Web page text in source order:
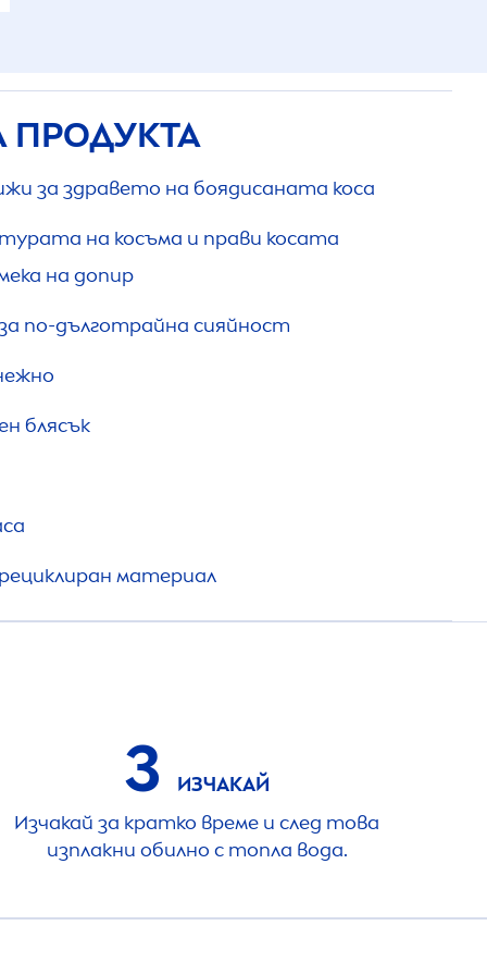
ПРОДУКТА
за здравето на боядисаната коса
на косъма и прави косата
на допир
по-дълготрайна сияйност
блясък
материал
3
ИЗЧАКАЙ
Изчакай за кратко време и след това
изплакни обилно с топла вода.